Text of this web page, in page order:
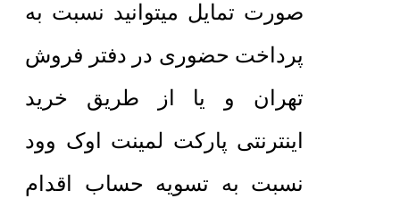
صورت تمایل میتوانید نسبت به
پرداخت حضوری در دفتر فروش
تهران و یا از طریق خرید
اینترنتی پارکت لمینت اوک وود
نسبت به تسویه حساب اقدام